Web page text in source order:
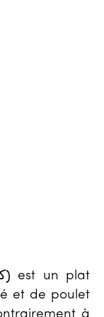
kabsa syrienne (كبسة سورية) est un plat
et de poulet